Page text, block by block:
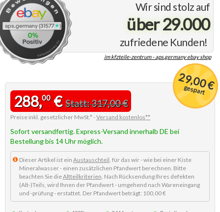
Wir sind stolz auf
über 29.000
zufriedene Kunden!
im kfzteile-zentrum - aps.germany ebay shop
29,00 €
gespart
288,00€Statt: 317,00 €
Preise inkl. gesetzlicher MwSt.* -Versand kostenlos**
Sofort versandfertig. Express-Versand innerhalb DE bei
Bestellung bis 14 Uhr möglich.
Dieser Artikel ist ein Austauschteil, für das wir - wie bei einer Kiste
Mineralwasser - einen zusätzlichen Pfandwert berechnen. Bitte
beachten Sie dieAltteilkriterien. Nach Rücksendung Ihres defekten
(Alt-)Teils, wird Ihnen der Pfandwert - umgehend nach Wareneingang
und -prüfung - erstattet. Der Pfandwert beträgt: 100,00 €